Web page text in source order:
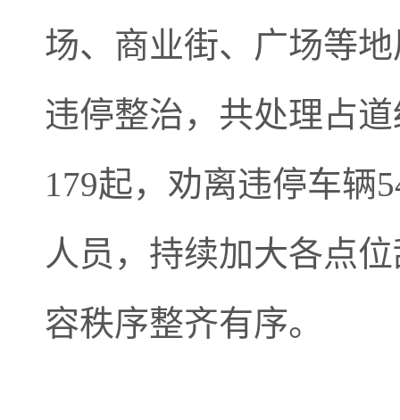
场、商业街、广场等
违停整治，共处理占
179起，劝离违停车辆
人员，持续加大各点
容秩序整齐有序。